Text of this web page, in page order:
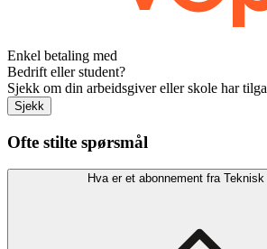
Enkel betaling med
Bedrift eller student?
Sjekk om din arbeidsgiver eller skole har
Sjekk
Ofte stilte spørsmål
Hva er et abonnement fra